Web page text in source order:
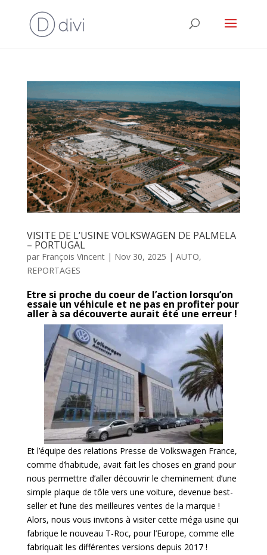
VISITE DE L’USINE VOLKSWAGEN DE PALMELA
– PORTUGAL
par François Vincent| Nov 30, 2025 | AUTO,
REPORTAGES
Etre si proche du coeur de l’action lorsqu’on
essaie un véhicule et ne pas en profiter pour
aller à sa découverte aurait été une erreur !
Et l’équipe des relations Presse de Volkswagen France,
comme d’habitude, avait fait les choses en grand pour
nous permettre d’aller découvrir le cheminement d’une
simple plaque de tôle vers une voiture, devenue best-
seller et l’une des meilleures ventes de la marque !
Alors, nous vous invitons à visiter cette méga usine qui
fabrique le nouveau T-Roc, pour l’Europe, comme elle
fabriquait les différentes versions depuis 2017 !